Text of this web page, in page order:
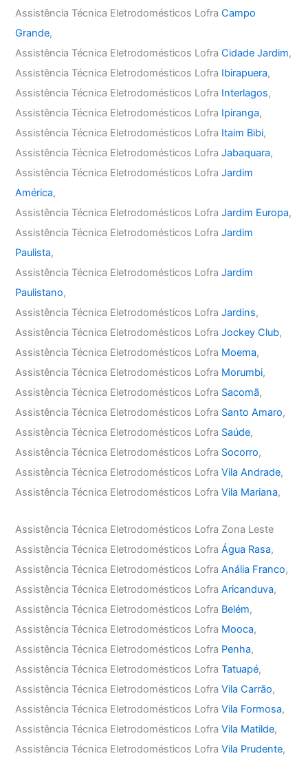
Assistência Técnica Eletrodomésticos LofraCampo
Grande,
Assistência Técnica Eletrodomésticos LofraCidade Jardim,
Assistência Técnica Eletrodomésticos Lofra Ibirapuera,
Assistência Técnica Eletrodomésticos Lofra Interlagos,
Assistência Técnica Eletrodomésticos Lofra Ipiranga,
Assistência Técnica Eletrodomésticos Lofra Itaim Bibi,
Assistência Técnica Eletrodomésticos LofraJabaquara,
Assistência Técnica Eletrodomésticos LofraJardim
América,
Assistência Técnica Eletrodomésticos LofraJardim Europa,
Assistência Técnica Eletrodomésticos LofraJardim
Paulista,
Assistência Técnica Eletrodomésticos LofraJardim
Paulistano,
Assistência Técnica Eletrodomésticos LofraJardins,
Assistência Técnica Eletrodomésticos LofraJockey Club,
Assistência Técnica Eletrodomésticos Lofra Moema,
Assistência Técnica Eletrodomésticos Lofra Morumbi,
Assistência Técnica Eletrodomésticos Lofra Sacomã,
Assistência Técnica Eletrodomésticos Lofra Santo Amaro,
Assistência Técnica Eletrodomésticos Lofra Saúde,
Assistência Técnica Eletrodomésticos Lofra Socorro,
Assistência Técnica Eletrodomésticos LofraVila Andrade,
Assistência Técnica Eletrodomésticos LofraVila Mariana,
Assistência Técnica Eletrodomésticos Lofra Zona Leste
Assistência Técnica Eletrodomésticos LofraÁgua Rasa,
Assistência Técnica Eletrodomésticos LofraAnália Franco,
Assistência Técnica Eletrodomésticos LofraAricanduva,
Assistência Técnica Eletrodomésticos Lofra Belém,
Assistência Técnica Eletrodomésticos Lofra Mooca,
Assistência Técnica Eletrodomésticos Lofra Penha,
Assistência Técnica Eletrodomésticos LofraTatuapé,
Assistência Técnica Eletrodomésticos LofraVila Carrão,
Assistência Técnica Eletrodomésticos LofraVila Formosa,
Assistência Técnica Eletrodomésticos LofraVila Matilde,
Assistência Técnica Eletrodomésticos LofraVila Prudente,